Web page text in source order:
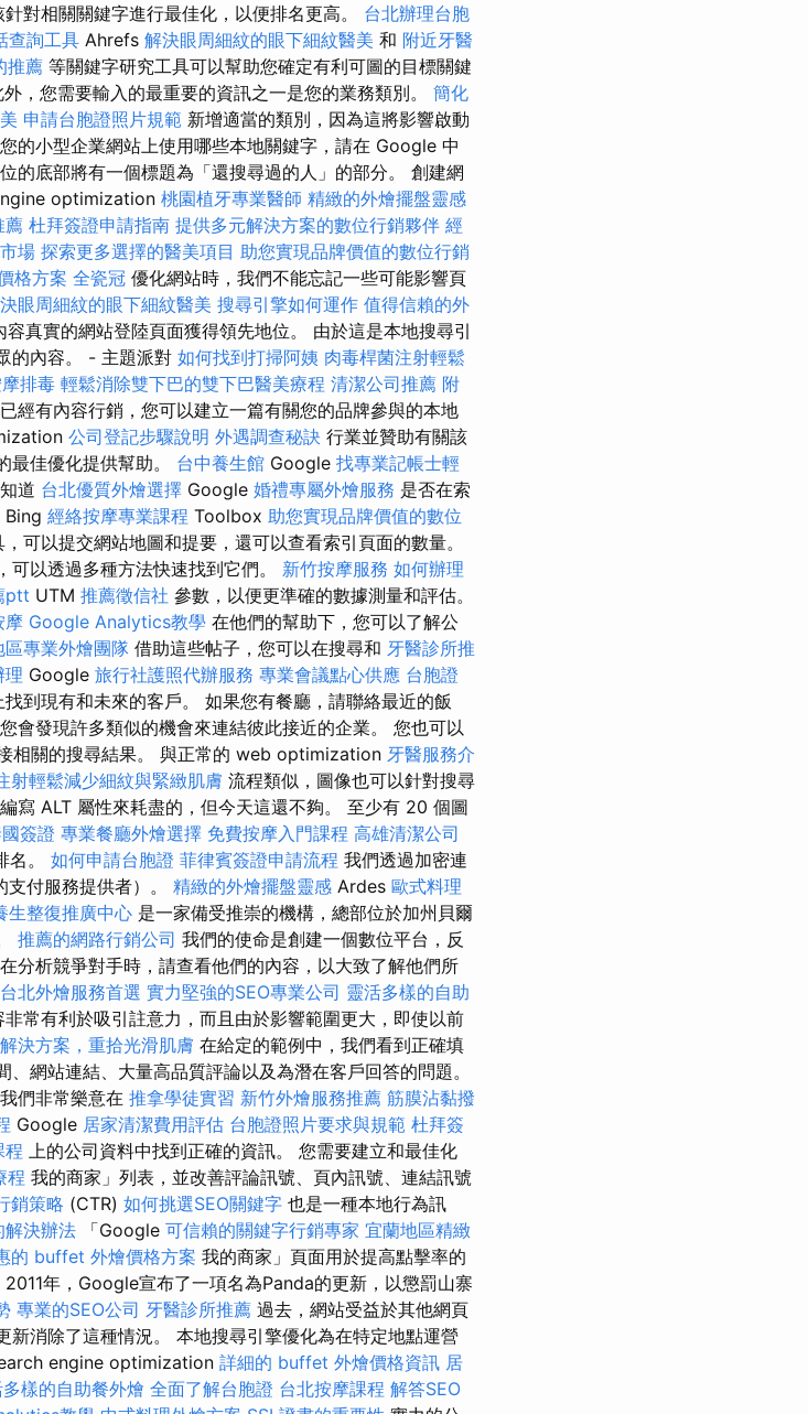
對相關關鍵字進行最佳化，以便排名更高。 台北辦理台胞
查詢工具 Ahrefs 解決眼周細紋的眼下細紋醫美 和 附近牙醫
推薦 等關鍵字研究工具可以幫助您確定有利可圖的目標關鍵
外，您需要輸入的最重要的資訊之一是您的業務類別。 簡化
申請台胞證照片規範 新增適當的類別，因為這將影響啟動
的小型企業網站上使用哪些本地關鍵字，請在 Google 中
的底部將有一個標題為「還搜尋過的人」的部分。 創建網
optimization 桃園植牙專業醫師 精緻的外燴擺盤靈感
薦 杜拜簽證申請指南 提供多元解決方案的數位行銷夥伴 經
場 探索更多選擇的醫美項目 助您實現品牌價值的數位行銷
格方案 全瓷冠 優化網站時，我們不能忘記一些可能影響頁
眼周細紋的眼下細紋醫美 搜尋引擎如何運作 值得信賴的外
容真實的網站登陸頁面獲得領先地位。 由於這是本地搜尋引
的內容。 - 主題派對 如何找到打掃阿姨 肉毒桿菌注射輕鬆
排毒 輕鬆消除雙下巴的雙下巴醫美療程 清潔公司推薦 附
經有內容行銷，您可以建立一篇有關您的品牌參與的本地
公司登記步驟說明 外遇調查秘訣 行業並贊助有關該
最佳優化提供幫助。 台中養生館 Google 找專業記帳士輕
道 台北優質外燴選擇 Google 婚禮專屬外燴服務 是否在索
Bing 經絡按摩專業課程 Toolbox 助您實現品牌價值的數位
可以提交網站地圖和提要，還可以查看索引頁面的數量。
以透過多種方法快速找到它們。 新竹按摩服務 如何辦理
ptt UTM 推薦徵信社 參數，以便更準確的數據測量和評估。
摩 Google Analytics教學 在他們的幫助下，您可以了解公
區專業外燴團隊 借助這些帖子，您可以在搜尋和 牙醫診所推
理 Google 旅行社護照代辦服務 專業會議點心供應 台胞證
找到現有和未來的客戶。 如果您有餐廳，請聯絡最近的飯
會發現許多類似的機會來連結彼此接近的企業。 您也可以
相關的搜尋結果。 與正常的 web optimization 牙醫服務介
射輕鬆減少細紋與緊緻肌膚 流程類似，圖像也可以針對搜尋
寫 ALT 屬性來耗盡的，但今天這還不夠。 至少有 20 個圖
簽證 專業餐廳外燴選擇 免費按摩入門課程 高雄清潔公司
名。 如何申請台胞證 菲律賓簽證申請流程 我們透過加密連
付服務提供者）。 精緻的外燴擺盤靈感 Ardes 歐式料理
生整復推廣中心 是一家備受推崇的機構，總部位於加州貝爾
推薦的網路行銷公司 我們的使命是創建一個數位平台，反
分析競爭對手時，請查看他們的內容，以大致了解他們所
台北外燴服務首選 實力堅強的SEO專業公司 靈活多樣的自助
常有利於吸引註意力，而且由於影響範圍更大，即使以前
決方案，重拾光滑肌膚 在給定的範例中，我們看到正確填
網站連結、大量高品質評論以及為潛在客戶回答的問題。
們非常樂意在 推拿學徒實習 新竹外燴服務推薦 筋膜沾黏撥
Google 居家清潔費用評估 台胞證照片要求與規範 杜拜簽
程
上的公司資料中找到正確的資訊。 您需要建立和最佳化
程 我的商家」列表，並改善評論訊號、頁內訊號、連結訊號
銷策略 (CTR) 如何挑選SEO關鍵字 也是一種本地行為訊
解決辦法 「Google 可信賴的關鍵字行銷專家 宜蘭地區精緻
的 buffet 外燴價格方案 我的商家」頁面用於提高點擊率的
2011年，Google宣布了一項名為Panda的更新，以懲罰山寨
專業的SEO公司 牙醫診所推薦 過去，網站受益於其他網頁
新消除了這種情況。 本地搜尋引擎優化為在特定地點運營
engine optimization 詳細的 buffet 外燴價格資訊 居
樣的自助餐外燴 全面了解台胞證 台北按摩課程 解答SEO